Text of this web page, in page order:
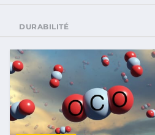
DURABILITÉ